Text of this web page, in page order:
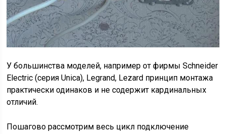
У большинства моделей, например от фирмы Schneider
Electric (серия Unica), Legrand, Lezard принцип монтажа
практически одинаков и не содержит кардинальных
отличий.
Пошагово рассмотрим весь цикл подключение